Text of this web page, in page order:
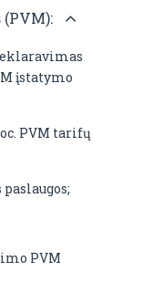
įstatymo
PVM tarifų
PVM